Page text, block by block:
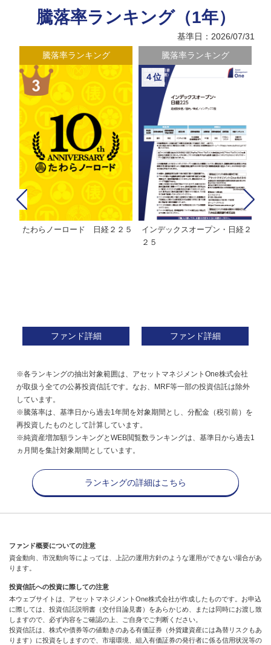
騰落率ランキング（1年）
基準日：2026/07/31
騰落率ランキング
たわらノーロード 日経２２５
ファンド詳細
騰落率ランキング
４位
インデックスオープン・日経２
２５
ファンド詳細
※各ランキングの抽出対象範囲は、アセットマネジメントOne株式会社
が取扱う全ての公募投資信託です。なお、MRF等一部の投資信託は除外
しています。
※騰落率は、基準日から過去1年間を対象期間とし、分配金（税引前）を
再投資したものとして計算しています。
※純資産増加額ランキングとWEB閲覧数ランキングは、基準日から過去1
ヵ月間を集計対象期間としています。
ランキングの詳細はこちら
ファンド概要についての注意
資金動向、市況動向等によっては、上記の運用方針のような運用ができない場合があ
ります。
投資信託への投資に際しての注意
本ウェブサイトは、アセットマネジメントOne株式会社が作成したものです。お申込
に際しては、投資信託説明書（交付目論見書）をあらかじめ、または同時にお渡し致
しますので、必ず内容をご確認の上、ご自身でご判断ください。
投資信託は、株式や債券等の値動きのある有価証券（外貨建資産には為替リスクもあ
ります）に投資をしますので、市場環境、組入有価証券の発行者に係る信用状況等の